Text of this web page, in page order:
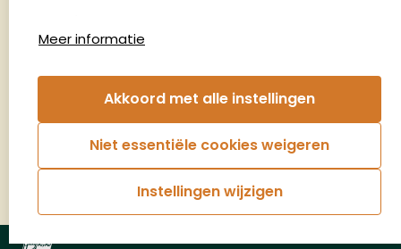
Afspraak maken
Nieuwsbrief
€5,- kortingsbon voor uw volgende bestelling.
Blijf op de hoogte van het laatste nieuws
gebruiken en hoe effectief de Adwords-
advertenties van Dekkers trading bij Google
zoekresultaatpagina’s zijn. De aldus verkregen
informatie wordt, met inbegrip van het adres van
uw computer (IP-adres), overgebracht naar en
door Google opgeslagen op servers in de
Verenigde Staten. Lees het privacybeleid van
Google voor meer informatie. U treft ook het
Meer informatie
Akkoord met alle instellingen
Niet essentiële cookies weigeren
Instellingen wijzigen